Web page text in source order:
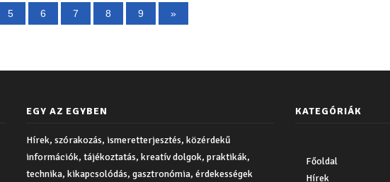
5 6 7 8 9 »
EGY AZ EGYBEN
Hírek, szórakozás, ismeretterjesztés, közérdekű
információk, tájékoztatás, kreatív dolgok, praktikák,
technika, kikapcsolódás, gasztronómia, érdekességek
KATEGÓRIÁK
Főoldal
Hírek